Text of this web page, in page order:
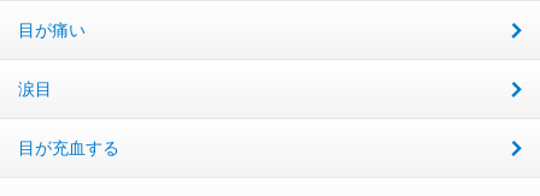
目が痛い
涙目
目が充血する